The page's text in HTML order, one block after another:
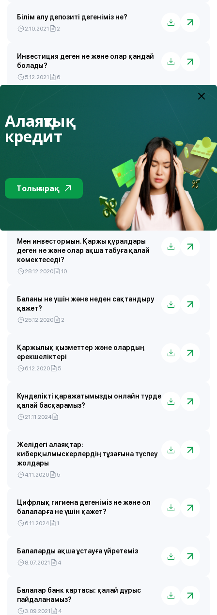
Білім алу депозиті дегеніміз не?
2.10.2021 2
Инвестиция деген не және олар қандай
болады?
5.12.2021 6
Қаржылық пирамидадан қалай аулақ
Сауатты жоспар құрамыз. Қаржылық
мақсатымызға қалай жетеміз?
Мен инвестормын. Қаржы құралдары
деген не және олар ақша табуға қалай
көмектеседі?
28.12.2020 10
Баланы не үшін және неден сақтандыру
қажет?
25.12.2020 2
Қаржылық қызметтер және олардың
ерекшеліктері
6.12.2020 5
Күнделікті қаражатымызды онлайн түрде
қалай басқарамыз?
21.11.2024
Желідегі алаяқтар:
киберқылмыскерлердің тұзағына түспеу
жолдары
4.11.2020 5
Цифрлық гигиена дегеніміз не және ол
балаларға не үшін қажет?
6.11.2024 1
Балаларды ақша ұстауға үйретеміз
8.07.2021 4
Балалар банк картасы: қалай дұрыс
пайдаланамыз?
3.09.2021 4
Алаяқтық
кредит
Толығырақ